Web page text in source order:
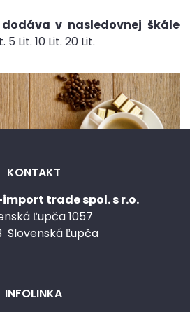
v nasledovnej škále
5 Lit. 10 Lit. 20 Lit.
KONTAKT
trade spol. s r.o.
Ľupča 1057
Slovenská Ľupča
INFOLINKA